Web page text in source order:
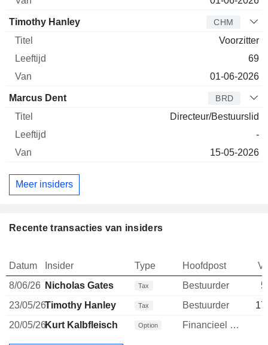
Timothy Hanley CHM
Voorzitter
69
01-06-2026
Marcus Dent BRD
Directeur/Bestuurslid
-
15-05-2026
Meer insiders
Recente transacties van insiders
Datum Insider Type Hoofdpost
8/06/26 Nicholas Gates Tax Bestuurder
23/05/26Timothy Hanley Tax Bestuurder
20/05/26Kurt Kalbfleisch Option Financieel directeur